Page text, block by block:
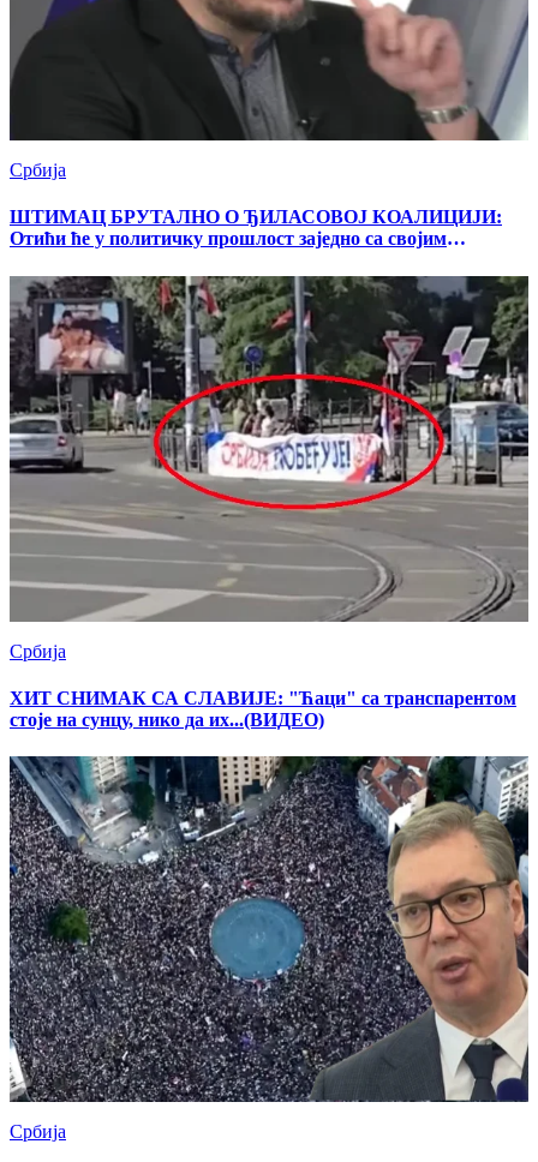
Србија
ШТИМАЦ БРУТАЛНО О ЂИЛАСOВОЈ КОАЛИЦИЈИ:
Отићи ће у политичку прошлост заједно са својим
Србија
ХИТ СНИМАК СА СЛАВИЈЕ: "Ћаци" са транспарентом
стоје на сунцу, нико да их...(ВИДЕО)
Србија